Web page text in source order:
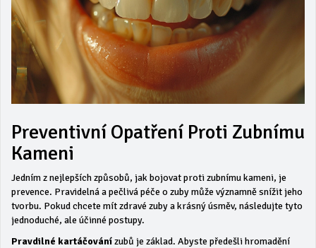
Preventivní Opatření Proti Zubnímu
Kameni
Jedním z nejlepších způsobů, jak bojovat proti zubnímu kameni, je
prevence. Pravidelná a pečlivá péče o zuby může významně snížit jeho
tvorbu. Pokud chcete mít zdravé zuby a krásný úsměv, následujte tyto
jednoduché, ale účinné postupy.
Pravdilné kartáčovánízubů je základ. Abyste předešli hromadění